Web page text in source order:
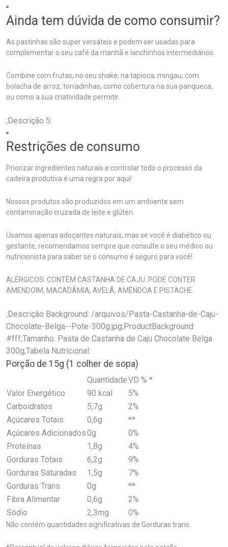
Ainda tem dúvida de como consumir?
As pastinhas são super versáteis e podem ser usadas para
complementar o seu café da manhã e lanchinhos intermediários.
Combine com frutas, no seu shake, na tapioca, mingau, com
bolacha de arroz, torradinhas, como cobertura na sua panqueca,
ou como a sua criatividade permitir.
;Descrição 5:
Restrições de consumo
Priorizar ingredientes naturais e controlar todo o processo da
cadeira produtiva é uma regra por aqui!
Nossos produtos são produzidos em um ambiente sem
contaminação cruzada de leite e glúten.
Usamos apenas adoçantes naturais, mas se você é diabético ou
gestante, recomendamos sempre que consulte o seu médico ou
nutricionista para saber se o consumo é seguro para você!
ALÉRGICOS: CONTÉM CASTANHA DE CAJU. PODE CONTER
AMENDOIM, MACADÂMIA, AVELÃ, AMÊNDOA E PISTACHE.
;Descrição Background: /arquivos/Pasta-Castanha-de-Caju-
Chocolate-Belga--Pote-300g.jpg;ProductBackground:
#fff;Tamanho: Pasta de Castanha de Caju Chocolate Belga
300g;Tabela Nutricional:
Porção de 15g (1 colher de sopa)
QuantidadeVD % *
Valor Energético
90 kcal
5%
Carboidratos
5,7g
2%
Açúcares Totais
0,6g
**
Açúcares Adicionados0g
0%
Proteínas
1,8g
4%
Gorduras Totais
6,2g
9%
Gorduras Saturadas
1,5g
7%
Gorduras Trans
0g
**
Fibra Alimentar
0,6g
2%
Sódio
2,3mg 0%
Não contém quantidades significativas de Gorduras trans.